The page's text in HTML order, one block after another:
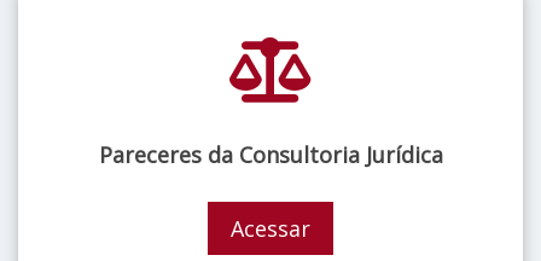
Pareceres da Consultoria Jurídica
Acessar